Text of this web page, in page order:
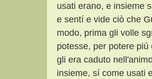
usati erano, e insieme
e sentí e vide ciò che
modo, prima gli volle
potesse, per potere
gli era caduto
insieme, sí come usati